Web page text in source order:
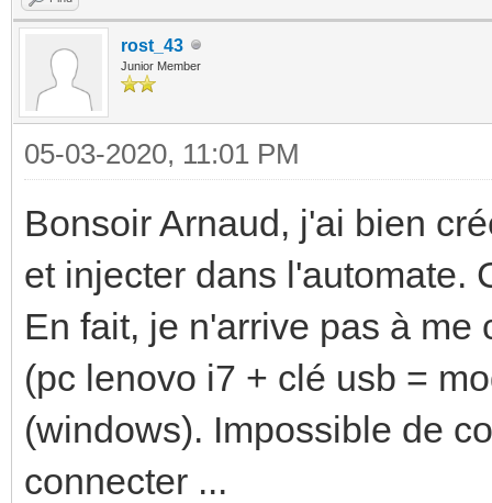
rost_43
Junior Member
05-03-2020, 11:01 PM
Bonsoir Arnaud, j'ai bien
et injecter dans l'automate.
En fait, je n'arrive pas à
(pc lenovo i7 + clé usb =
(windows). Impossible de
connecter ...